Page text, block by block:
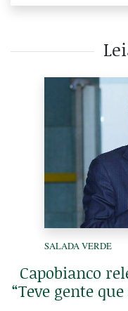
SALADA VERDE
Capobianco
“Teve gente